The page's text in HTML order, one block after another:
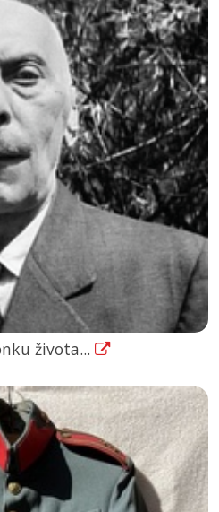
života...